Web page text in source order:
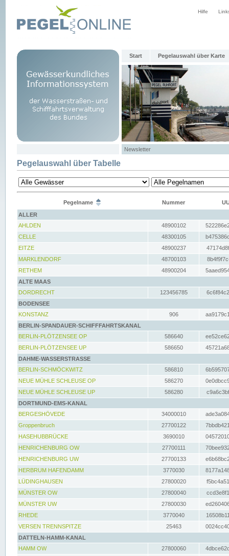
Hilfe
Start Pegelauswahl über Karte
Newsletter
Pegelauswahl über Tabelle
Pegelname Nummer
ALLER
AHLDEN
48900102
CELLE
48300105
EITZE
48900237
MARKLENDORF
48700103
RETHEM
48900204
ALTE MAAS
DORDRECHT
123456785
BODENSEE
KONSTANZ
906
BERLIN-SPANDAUER-SCHIFFFAHRTSKANAL
BERLIN-PLÖTZENSEE OP
586640
BERLIN-PLÖTZENSEE UP
586650
DAHME-WASSERSTRASSE
BERLIN-SCHMÖCKWITZ
586810
NEUE MÜHLE SCHLEUSE OP
586270
NEUE MÜHLE SCHLEUSE UP
586280
DORTMUND-EMS-KANAL
BERGESHÖVEDE
34000010
Groppenbruch
27700122
HASEHUBBRÜCKE
3690010
HENRICHENBURG OW
27700111
HENRICHENBURG UW
27700133
HERBRUM HAFENDAMM
3770030
LÜDINGHAUSEN
27800020
MÜNSTER OW
27800040
MÜNSTER UW
27800030
RHEDE
3770040
VERSEN TRENNSPITZE
25463
DATTELN-HAMM-KANAL
HAMM OW
27800060